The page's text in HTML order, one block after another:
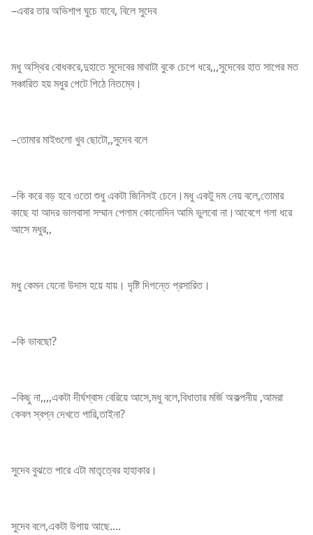
–এবার তার অভিশাপ ঘুচে যাবে, বিলে সুদেব
মধু অস্থির বোধকরে,দুহাতে সুদেবের মাথাটা বুকে চেপে ধরে,,,সুদেবের হাত সাপের মত
সঞ্চারিত হয় মধুর পেটে পিঠে নিতম্বে।
–তোমার মাইগুলো খুব ছোটো,,সুদেব বলে
–কি করে বড় হবে ওতো শুধু একটা জিনিসই চেনে।মধু একটু দম নেয় বলে,তোমার
কাছে যা আদর ভালবাসা সম্মান পেলাম কোনোদিন আমি ভুলবো না।আবেগে গলা ধরে
আসে মধুর,,
মধু কেমন যেনো উদাস হয়ে যায়। দৃষ্টি দিগন্তে প্রসারিত।
–কি ভাবছো?
–কিছু না,,,,একটা দীর্ঘশ্বাস বেরিয়ে আসে,মধু বলে,বিধাতার মর্জি অকল্পনীয় ,আমরা
কেবল স্বপ্ন দেখতে পারি,তাইনা?
সুদেব বুঝতে পারে এটা মাতৃত্বের হাহাকার।
সুদেব বলে,একটা উপায় আছে....